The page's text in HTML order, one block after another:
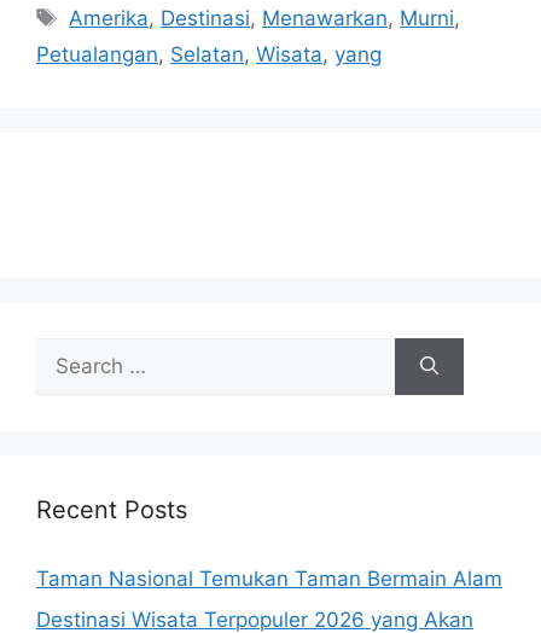
Tags
Amerika, Destinasi, Menawarkan, Murni,
Petualangan, Selatan, Wisata, yang
Search
for:
Recent Posts
Taman Nasional Temukan Taman Bermain Alam
Destinasi Wisata Terpopuler 2026 yang Akan